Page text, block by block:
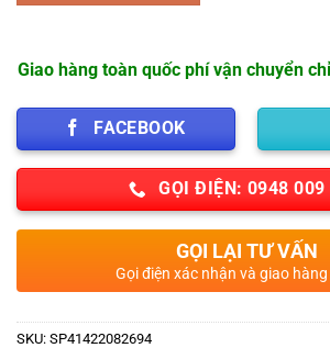
Giao hàng toàn quốc phí vận chuyển
FACEBOOK
GỌI ĐIỆN: 0948 009
GỌI LẠI TƯ VẤN
Gọi điện xác nhận và giao
SKU: SP41422082694